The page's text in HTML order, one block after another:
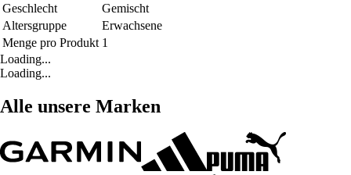
Geschlecht
Gemischt
Altersgruppe
Erwachsene
Menge pro Produkt 1
Loading...
Loading...
Alle unsere Marken